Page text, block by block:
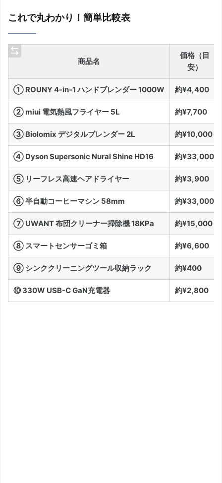
これで丸わかり！簡単比較表
商品名
価格（目
安）
① ROUNY 4-in-1 ハンドブレンダー 1000W 約¥4,400
② miui 電気熱風フライヤー 5L 約¥7,700
③ Biolomix デジタルブレンダー 2L 約¥10,000
④ Dyson Supersonic Nural Shine HD16 約¥33,000
⑤ リーフレス高速ヘアドライヤー 約¥3,900
⑥ 半自動コーヒーマシン 58mm 約¥33,000
⑦ UWANT 布団クリーナー掃除機 18KPa 約¥15,000
⑧ スマートセンサーゴミ箱 約¥6,600
⑨ シンククリーニングツール収納ラック 約¥400
⑩ 330W USB-C GaN充電器 約¥2,800